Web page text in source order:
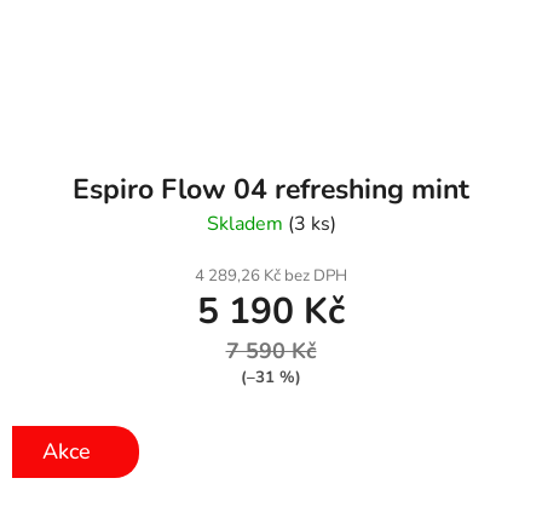
Espiro Flow 04 refreshing mint
Skladem (3 ks)
4 289,26 Kč bez DPH
5 190 Kč
7 590 Kč
(–31 %)
Akce